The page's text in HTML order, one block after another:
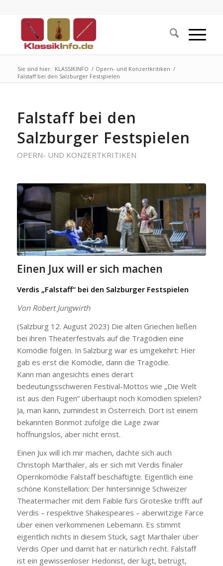
Sie sind hier: KLASSIKINFO / Opern- und Konzertkritiken /
Falstaff bei den Salzburger Festspielen
Falstaff bei den
Salzburger Festspielen
OPERN- UND KONZERTKRITIKEN
Einen Jux will er sich machen
Verdis „Falstaff“ bei den Salzburger Festspielen
Von Robert Jungwirth
(Salzburg 12. August 2023) Die alten Griechen ließen
bei ihren Theaterfestivals auf die Tragödien eine
Komödie folgen. In Salzburg war es umgekehrt: Hier
gab es erst die Komödie, dann die Tragödie.
Kann man angesichts eines derart
bedeutungsschweren Festival-Mottos wie „Die Welt
ist aus den Fugen“ überhaupt noch Komödien spielen?
Ja, man kann, zumindest in Österreich. Dort ist einem
bekannten Bonmot zufolge die Lage zwar
hoffnungslos, aber nicht ernst.
Einen Jux will ich mir machen, dachte sich auch
Christoph Marthaler, als er sich mit Verdis finaler
Opernkomödie Falstaff beschäftigte. Eigentlich eine
schöne Konstellation: Der hintersinnige Schweizer
Theatermacher mit dem Faible fürs Groteske trifft auf
Verdis – respektive Shakespeares – aberwitzige Farce
über einen verkommenen Lebemann. Es stimmt
eigentlich nichts in diesem Stück, sagt Marthaler über
Verdis Oper und damit hat er natürlich recht. Falstaff
ist ein gewissenloser Hedonist, der lügt, betrügt,